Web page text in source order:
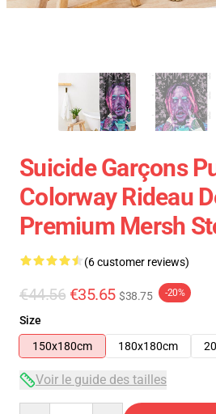
Suicide Garçons
Colorway Rideau
Premium Mersh
(6 customer reviews)
€44.56 €35.65 $38.75 -20%
Size
150x180cm
180x180cm
Voir le guide des tailles